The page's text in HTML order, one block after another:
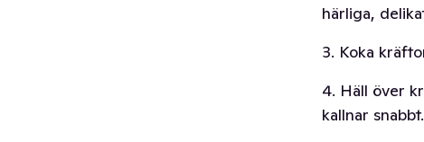
härliga,
3. Koka
4. Häll över
kallnar snabbt.